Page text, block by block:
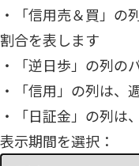
・「信用売＆買」の
割合を表します
・「逆日歩」の列の
・「信用」の列は、
・「日証金」の列は
表示期間を選択：